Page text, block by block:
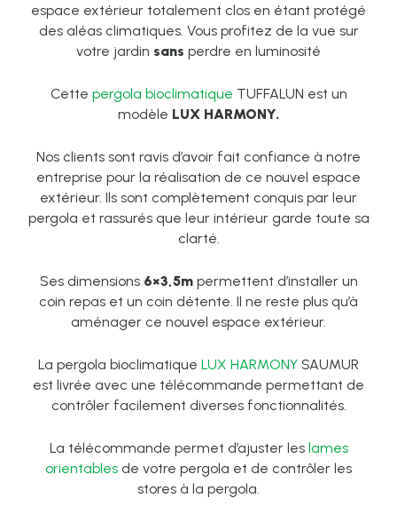
espace extérieur totalement clos en étant protégé
des aléas climatiques. Vous profitez de la vue sur
votre jardin sans perdre en luminosité
Cette pergola bioclimatique TUFFALUN est un
modèle LUX HARMONY.
Nos clients sont ravis d’avoir fait confiance à notre
entreprise pour la réalisation de ce nouvel espace
extérieur. Ils sont complètement conquis par leur
pergola et rassurés que leur intérieur garde toute sa
clarté.
Ses dimensions 6×3,5mpermettent d’installer un
coin repas et un coin détente. Il ne reste plus qu’à
aménager ce nouvel espace extérieur.
La pergola bioclimatique LUX HARMONY SAUMUR
est livrée avec une télécommande permettant de
contrôler facilement diverses fonctionnalités.
La télécommande permet d’ajuster les lames
orientables de votre pergola et de contrôler les
stores à la pergola.